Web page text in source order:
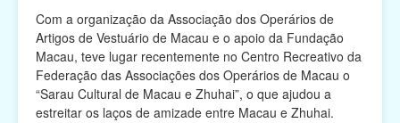
Organismos Internacionais
Outras Instituições
Com a organização da Associação dos Operários de
Artigos de Vestuário de Macau e o apoio da Fundação
Macau, teve lugar recentemente no Centro Recreativo da
Federação das Associações dos Operários de Macau o
“Sarau Cultural de Macau e Zhuhai”, o que ajudou a
estreitar os laços de amizade entre Macau e Zhuhai.